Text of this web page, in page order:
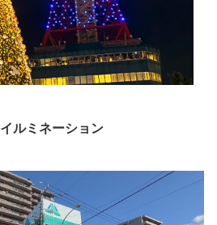
ルミネーション